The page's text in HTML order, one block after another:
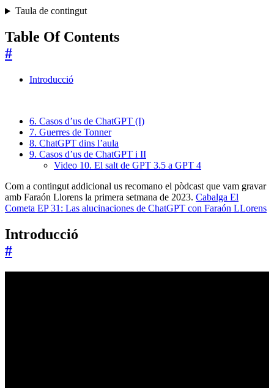
Taula de contingut
Table Of Contents
#
Introducció
6. Casos d’us de ChatGPT (I)
7. Guerres de Tonner
8. ChatGPT dins l’aula
9. Casos d’us de ChatGPT i II
Video 10. El salt de GPT 3.5 a GPT 4
Com a contingut addicional us recomano el pòdcast que vam gravar
amb Faraón Llorens la primera setmana de 2023. Cabalga El
Cometa EP 31: Las alucinaciones de ChatGPT con Faraón LLorens
Introducció
#